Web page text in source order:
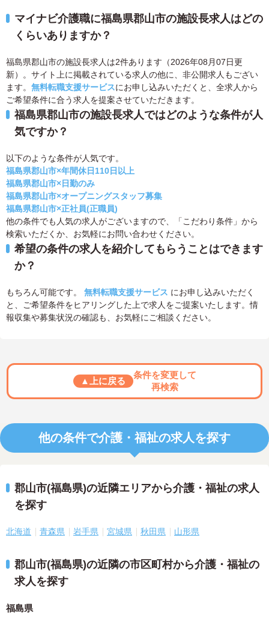
マイナビ介護職に福島県郡山市の施設長求人はどの
くらいありますか？
福島県郡山市の施設長求人は2件あります（2026年08月07日更
新）。サイト上に掲載されている求人の他に、非公開求人もござい
ます。 無料転職支援サービスにお申し込みいただくと、全求人から
ご希望条件に合う求人を提案させていただきます。
福島県郡山市の施設長求人ではどのような条件が人
気ですか？
以下のような条件が人気です。
福島県郡山市×年間休日110日以上
福島県郡山市×日勤のみ
福島県郡山市×オープニングスタッフ募集
福島県郡山市×正社員(正職員)
他の条件でも人気の求人がございますので、「こだわり条件」から
検索いただくか、お気軽にお問い合わせください。
希望の条件の求人を紹介してもらうことはできます
か？
もちろん可能です。 無料転職支援サービス にお申し込みいただく
と、ご希望条件をヒアリングした上で求人をご提案いたします。情
報収集や募集状況の確認も、お気軽にご相談ください。
▲上に戻る
条件を変更して
再検索
他の条件で介護・福祉の求人を探す
郡山市(福島県)の近隣エリアから介護・福祉の求人
を探す
北海道 青森県 岩手県 宮城県 秋田県 山形県
郡山市(福島県)の近隣の市区町村から介護・福祉の
求人を探す
福島県